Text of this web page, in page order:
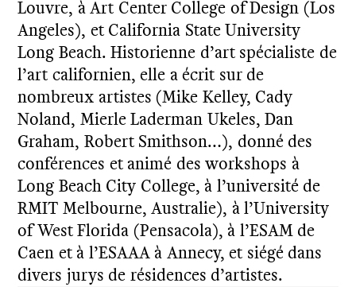
Louvre, à Art Center College of Design (Los
Angeles), et California State University
Long Beach. Historienne d’art spécialiste de
l’art californien, elle a écrit sur de
nombreux artistes (Mike Kelley, Cady
Noland, Mierle Laderman Ukeles, Dan
Graham, Robert Smithson…), donné des
conférences et animé des workshops à
Long Beach City College, à l’université de
RMIT Melbourne, Australie), à l’University
of West Florida (Pensacola), à l’ESAM de
Caen et à l’ESAAA à Annecy, et siégé dans
divers jurys de résidences d’artistes.